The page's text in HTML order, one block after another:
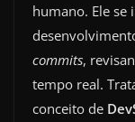
humano. Ele se
commits,
tempo real.
conceito de